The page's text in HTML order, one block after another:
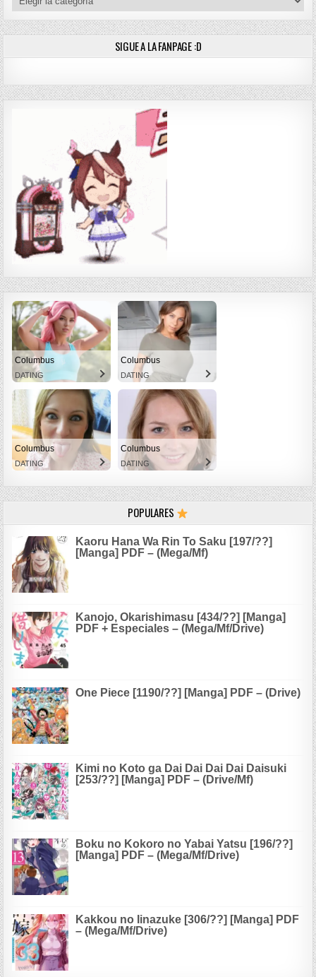
SIGUE A LA FANPAGE :D
Columbus
DATING
Columbus
DATING
Columbus
DATING
Columbus
DATING
POPULARES
Kaoru Hana Wa Rin To Saku [197/??]
[Manga] PDF – (Mega/Mf)
Kanojo, Okarishimasu [434/??] [Manga]
PDF + Especiales – (Mega/Mf/Drive)
One Piece [1190/??] [Manga] PDF – (Drive)
Kimi no Koto ga Dai Dai Dai Dai Daisuki
[253/??] [Manga] PDF – (Drive/Mf)
Boku no Kokoro no Yabai Yatsu [196/??]
[Manga] PDF – (Mega/Mf/Drive)
Kakkou no Iinazuke [306/??] [Manga] PDF
– (Mega/Mf/Drive)